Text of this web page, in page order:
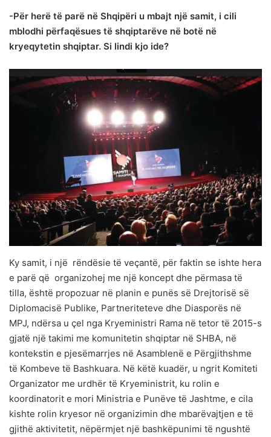
-Për herë të parë në Shqipëri u mbajt një samit, i cili
mblodhi përfaqësues të shqiptarëve në botë në
kryeqytetin shqiptar. Si lindi kjo ide?
Ky samit, i një rëndësie të veçantë, për faktin se ishte hera
e parë që organizohej me një koncept dhe përmasa të
tilla, është propozuar në planin e punës së Drejtorisë së
Diplomacisë Publike, Partneriteteve dhe Diasporës në
MPJ, ndërsa u çel nga Kryeministri Rama në tetor të 2015-s
gjatë një takimi me komunitetin shqiptar në SHBA, në
kontekstin e pjesëmarrjes në Asamblenë e Përgjithshme
të Kombeve të Bashkuara. Në këtë kuadër, u ngrit Komiteti
Organizator me urdhër të Kryeministrit, ku rolin e
koordinatorit e mori Ministria e Punëve të Jashtme, e cila
kishte rolin kryesor në organizimin dhe mbarëvajtjen e të
gjithë aktivitetit, nëpërmjet një bashkëpunimi të ngushtë